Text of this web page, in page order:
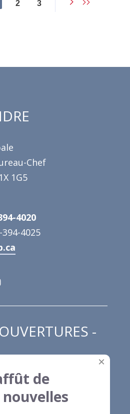
2 3
Chef
1G5
4020
4025
-
à 12h00 et de 13h00
×
de